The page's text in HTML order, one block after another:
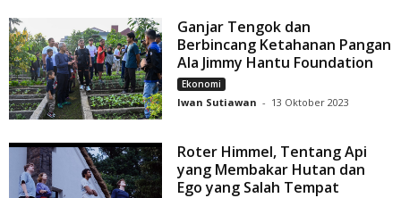
Ganjar Tengok dan
Berbincang Ketahanan Pangan
Ala Jimmy Hantu Foundation
Ekonomi
Iwan Sutiawan - 13 Oktober 2023
Roter Himmel, Tentang Api
yang Membakar Hutan dan
Ego yang Salah Tempat